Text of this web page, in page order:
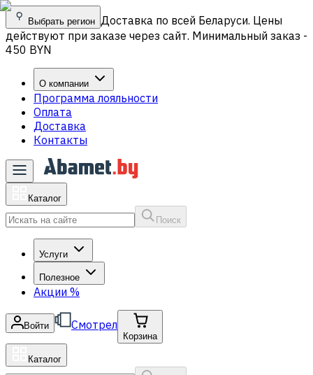
Выбрать регион Доставка по всей Беларуси. Цены
действуют при заказе через сайт. Минимальный заказ -
450 BYN
О компании
Программа лояльности
Оплата
Доставка
Контакты
Каталог
Поиск
Услуги
Полезное
Акции %
Войти Смотрел
Корзина
Каталог